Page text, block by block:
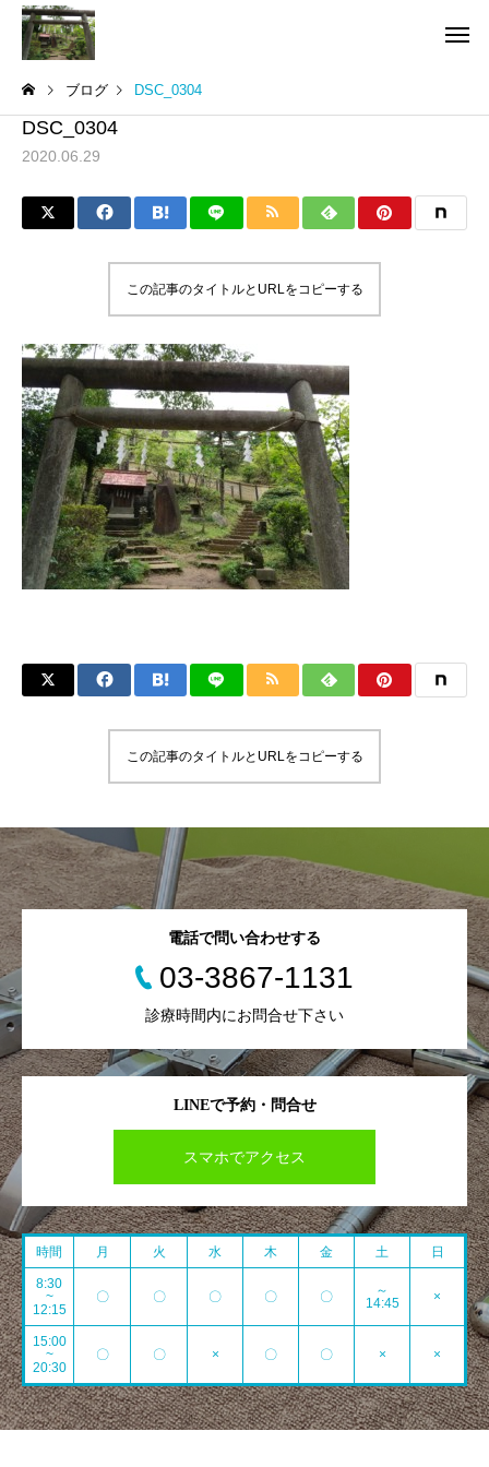
ブログ DSC_0304
DSC_0304
2020.06.29
この記事のタイトルとURLをコピーする
この記事のタイトルとURLをコピーする
LINEで予約・問合せ
スマホでアクセス
電話で問い合わせする
03-3867-1131
診療時間内にお問合せ下さい
時間 月 火 水 木 金 土 日
8:30
~
12:15
〇 〇 〇 〇 〇
～
14:45
×
15:00
~
20:30
〇 〇 × 〇 〇 × ×